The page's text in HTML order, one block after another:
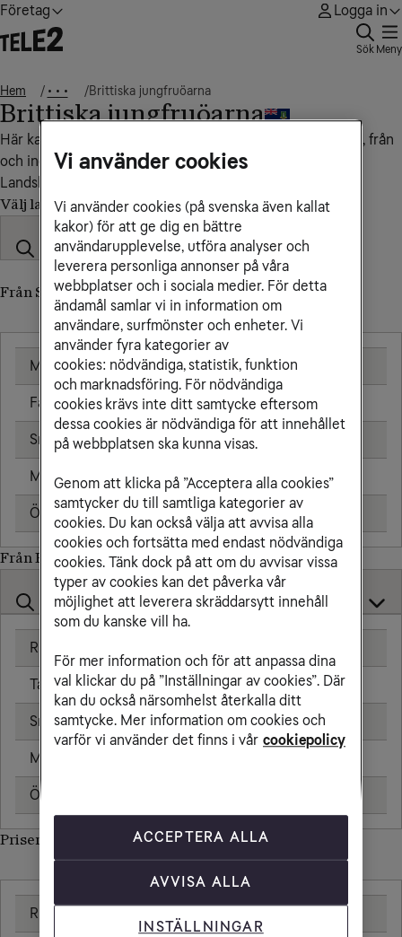
Företag Logga in
Sök Meny
Hem • • • Brittiska jungfruöarna
Brittiska jungfruöarna
Här kan du se vad det kostar att ringa, sms:a och surfa till, från
och inom Brittiska jungfruöarna.
Landskod: +1284
Välj land
Från Sverige till Brittiska jungfruöarna
Mobil 25,00 kr/min
Fast telefon 25,00 kr/min
Sms 1,91 kr
Mms 2,39 kr
Öppningsavgift 0,79 kr
Från Brittiska jungfruöarna till
Ringa samtal
Ta emot samtal 20,00 kr/min
Sms 4,80 kr
Mms
Öppningsavgift
Priser inom Brittiska jungfruöarna
Ringa samtal
Vi använder cookies
Vi använder cookies (på svenska även kallat
kakor) för att ge dig en bättre
användarupplevelse, utföra analyser och
leverera personliga annonser på våra
webbplatser och i sociala medier. För detta
ändamål samlar vi in information om
användare, surfmönster och enheter. Vi
använder fyra kategorier av
cookies: nödvändiga, statistik, funktion
och marknadsföring. För nödvändiga
cookies krävs inte ditt samtycke eftersom
dessa cookies är nödvändiga för att innehållet
på webbplatsen ska kunna visas.
Genom att klicka på ”Acceptera alla cookies”
samtycker du till samtliga kategorier av
cookies. Du kan också välja att avvisa alla
cookies och fortsätta med endast nödvändiga
cookies. Tänk dock på att om du avvisar vissa
typer av cookies kan det påverka vår
möjlighet att leverera skräddarsytt innehåll
som du kanske vill ha.
För mer information och för att anpassa dina
val klickar du på ”Inställningar av cookies”. Där
kan du också närsomhelst återkalla ditt
samtycke. Mer information om cookies och
varför vi använder det finns i vår cookiepolicy
ACCEPTERA ALLA
AVVISA ALLA
INSTÄLLNINGAR